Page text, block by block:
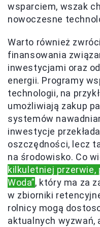
wsparciem, wszak
nowoczesne
Warto również
finansowania
inwestycjami oraz
energii. Programy
technologii, na
umożliwiają zakup
systemów
inwestycje
oszczędności, lecz
na środowisko. Co
kilkuletniej przerwie,
Woda”, który ma za
w zbiorniki
rolnicy mogą
aktualnych wyzwań,